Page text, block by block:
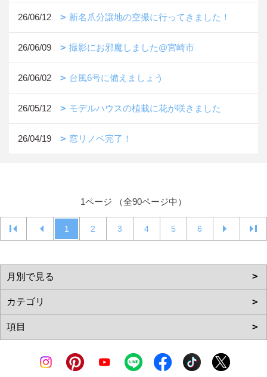
26/06/12 新名爪分譲地の空撮に行ってきました！
26/06/09 撮影にお邪魔しました@宮崎市
26/06/02 台風6号に備えましょう
26/05/12 モデルハウスの植栽に花が咲きました
26/04/19 窓リノベ完了！
1ページ （全90ページ中）
1 2 3 4 5 6